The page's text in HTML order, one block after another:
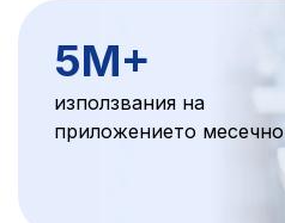
5M+
използвания на
приложението месечно